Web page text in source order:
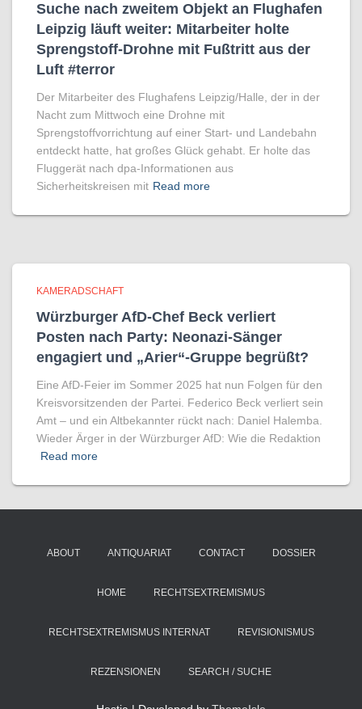
Suche nach zweitem Objekt an Flughafen
Leipzig läuft weiter: Mitarbeiter holte
Sprengstoff-Drohne mit Fußtritt aus der
Luft #terror
Der Mitarbeiter des Flughafens Leipzig/Halle, der in der
Nacht zum Mittwoch eine Drohne mit
Sprengstoffvorrichtung auf einer Start- und Landebahn
entdeckt hatte, hat großes Glück gehabt. Er holte das
Fluggerät nach dpa-Informationen aus
Sicherheitskreisen mit Read more
KAMERADSCHAFT
Würzburger AfD-Chef Beck verliert
Posten nach Party: Neonazi-Sänger
engagiert und „Arier“-Gruppe begrüßt?
Eine AfD-Feier im Sommer 2025 hat nun Folgen für den
Kreisvorsitzenden der Partei. Federico Beck verliert sein
Amt – und ein Altbekannter rückt nach: Daniel Halemba.
Wieder Ärger in der Würzburger AfD: Wie die Redaktion
Read more
ABOUT ANTIQUARIAT CONTACT DOSSIER
HOME RECHTSEXTREMISMUS
RECHTSEXTREMISMUS INTERNAT REVISIONISMUS
REZENSIONEN SEARCH / SUCHE